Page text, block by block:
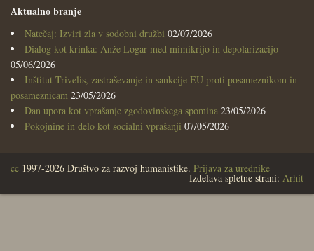
Aktualno branje
Natečaj: Izviri zla v sodobni družbi 02/07/2026
Dialog kot krinka: Anže Logar med mimikrijo in depolarizacijo
05/06/2026
Inštitut Trivelis, zastraševanje in sankcije EU proti posameznikom in
posameznicam 23/05/2026
Dan upora kot vprašanje zgodovinskega spomina 23/05/2026
Pokojnine in delo kot socialni vprašanji 07/05/2026
cc 1997-2026 Društvo za razvoj humanistike. Prijava za urednike
Izdelava spletne strani: Arhit